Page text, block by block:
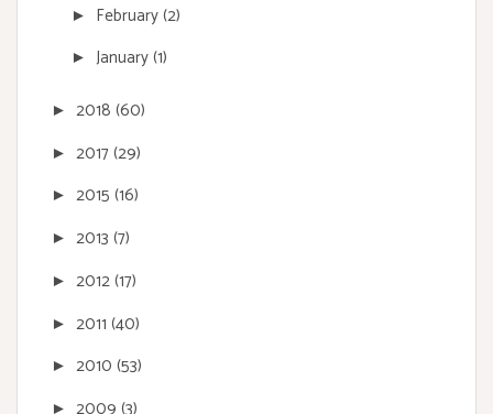
► February(2)
► January(1)
► 2018 (60)
► 2017(29)
► 2015 (16)
► 2013 (7)
► 2012(17)
► 2011 (40)
► 2010 (53)
►